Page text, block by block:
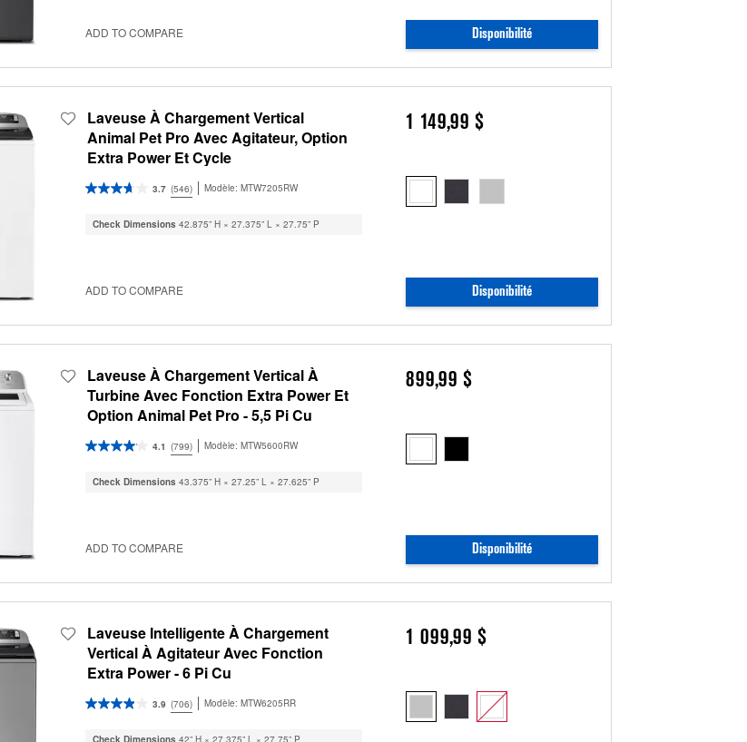
ADD TO COMPARE Disponibilité
Laveuse À Chargement Vertical
Animal Pet Pro Avec Agitateur, Option
Extra Power Et Cycle
D’assainissement Avec Oxi - 6 Pi Cu
3.7 (546) Modèle:MTW7205RW
ADD TO COMPARE
Check Dimensions42.875” H × 27.375” L × 27.75” P
1 149,99 $
Disponibilité
Laveuse À Chargement Vertical À
Turbine Avec Fonction Extra Power Et
Option Animal Pet Pro - 5,5 Pi Cu
4.1 (799) Modèle:MTW5600RW
ADD TO COMPARE
Check Dimensions43.375” H × 27.25” L × 27.625” P
899,99 $
Disponibilité
Laveuse Intelligente À Chargement
Vertical À Agitateur Avec Fonction
Extra Power - 6 Pi Cu
3.9 (706) Modèle:MTW6205RR
1 099,99 $